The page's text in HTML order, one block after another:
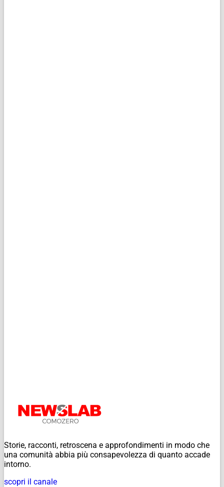
Storie, racconti, retroscena e approfondimenti in modo che
una comunità abbia più consapevolezza di quanto accade
intorno.
scopri il canale